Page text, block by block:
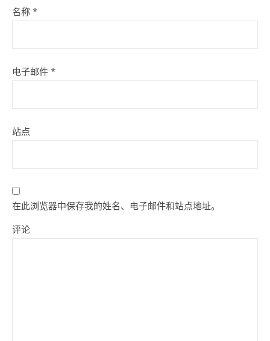
名称 *
电子邮件 *
站点
在此浏览器中保存我的姓名、电子邮件和站点地址。
评论